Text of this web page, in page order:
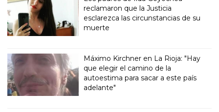
reclamaron que la Justicia
esclarezca las circunstancias de su
muerte
Máximo Kirchner en La Rioja: "Hay
que elegir el camino de la
autoestima para sacar a este país
adelante"